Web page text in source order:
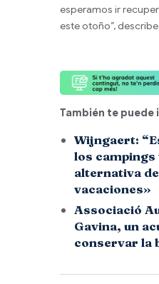
esperamos ir
este otoño”,
También te puede
Wijngaert:
los campings
alternativa
vacaciones»
Associació
Gavina, un
conservar la